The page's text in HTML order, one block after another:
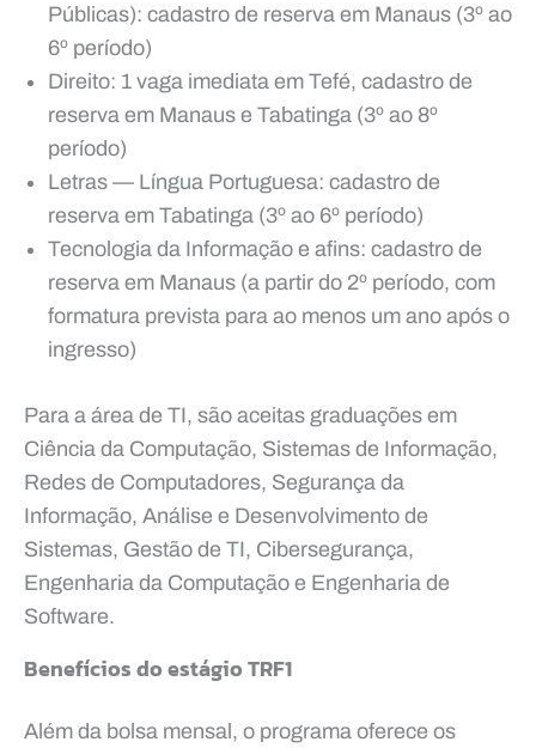
Públicas): cadastro de reserva em Manaus (3º ao
6º período)
Direito: 1 vaga imediata em Tefé, cadastro de
reserva em Manaus e Tabatinga (3º ao 8º
período)
Letras — Língua Portuguesa: cadastro de
reserva em Tabatinga (3º ao 6º período)
Tecnologia da Informação e afins: cadastro de
reserva em Manaus (a partir do 2º período, com
formatura prevista para ao menos um ano após o
ingresso)
Para a área de TI, são aceitas graduações em
Ciência da Computação, Sistemas de Informação,
Redes de Computadores, Segurança da
Informação, Análise e Desenvolvimento de
Sistemas, Gestão de TI, Cibersegurança,
Engenharia da Computação e Engenharia de
Software.
Benefícios do estágio TRF1
Além da bolsa mensal, o programa oferece os